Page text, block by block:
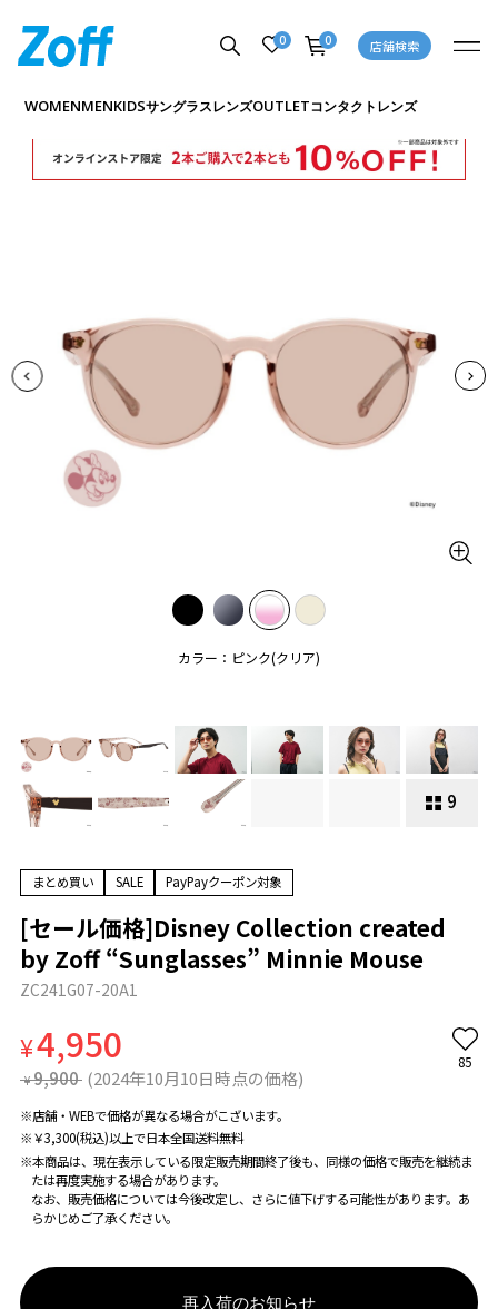
0 0 店舗検索
WOMENMENKIDSサングラスレンズOUTLETコンタクトレンズ
カラー：ピンク(クリア)
9
商品詳細ページへ
まとめ買い SALE PayPayクーポン対象
[セール価格]Disney Collection created
by Zoff “Sunglasses” Minnie Mouse
ZC241G07-20A1
¥4,950
¥ 9,900 (2024年10月10日時点の価格)
85
※店舗・WEBで価格が異なる場合がこざいます。
※￥3,300(税込)以上で日本全国送料無料
※本商品は、現在表示している限定販売期間終了後も、同様の価格で販売を継続ま
たは再度実施する場合があります。
なお、販売価格については今後改定し、さらに値下げする可能性があります。あ
らかじめご了承ください。
再入荷のお知らせ